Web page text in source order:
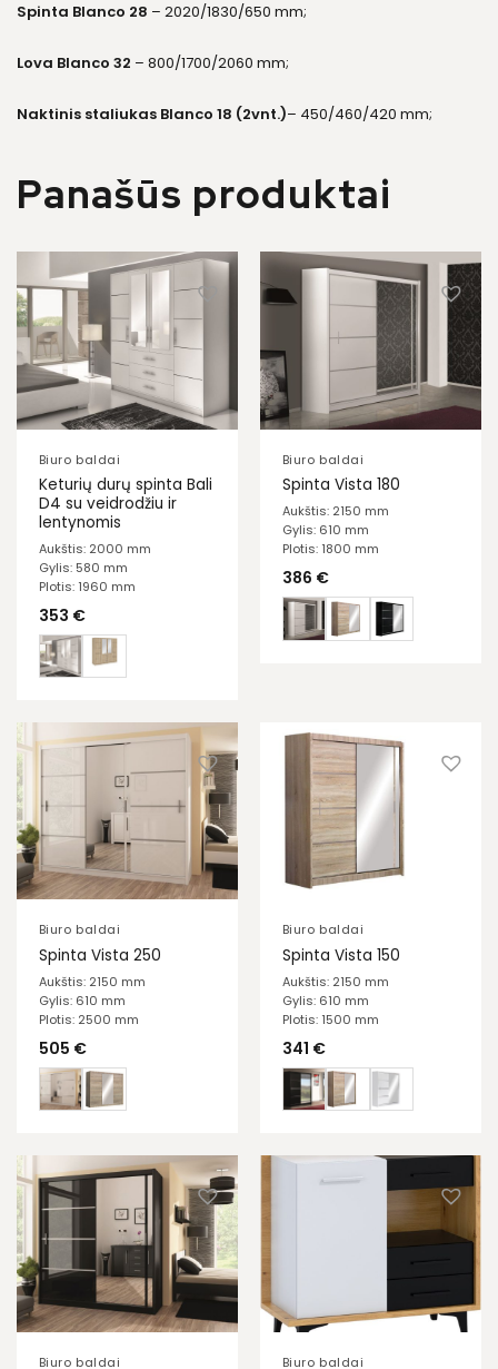
Spinta Blanco 28 – 2020/1830/650 mm;
Lova Blanco 32 – 800/1700/2060 mm;
Naktinis staliukas Blanco 18 (2vnt.)– 450/460/420 mm;
Panašūs produktai
Biuro baldai
Keturių durų spinta Bali
D4 su veidrodžiu ir
lentynomis
Aukštis: 2000 mm
Gylis: 580 mm
Plotis: 1960 mm
353 €
Biuro baldai
Spinta Vista 180
Aukštis: 2150 mm
Gylis: 610 mm
Plotis: 1800 mm
386 €
Biuro baldai
Spinta Vista 250
Aukštis: 2150 mm
Gylis: 610 mm
Plotis: 2500 mm
505 €
Biuro baldai
Spinta Vista 150
Aukštis: 2150 mm
Gylis: 610 mm
Plotis: 1500 mm
341 €
Biuro baldai Biuro baldai